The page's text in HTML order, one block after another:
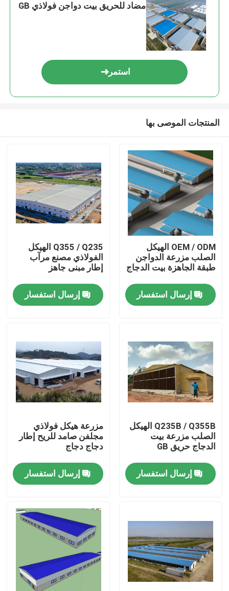
بيت
أشرطة فيديو
معلومات عنا
جولة في المعمل
مستودع الهيكل الصلب
ورشة الهياكل الفولاذية
مضاد للحريق بيت دواجن فولاذي GB
استمر
المنتجات الموصى بها
OEM / ODM الهيكل
الصلب مزرعة الدواجن
طبقة الجاهزة بيت الدجاج
إرسال استفسار
Q355 / Q235 الهيكل
الفولاذي مصنع مرآب
إطار مبنى جاهز
إرسال استفسار
Q235B / Q355B الهيكل
الصلب مزرعة بيت
الدجاج حريق GB
إرسال استفسار
مزرعة هيكل فولاذي
مجلفن صامد للريح إطار
دجاج دجاج
إرسال استفسار